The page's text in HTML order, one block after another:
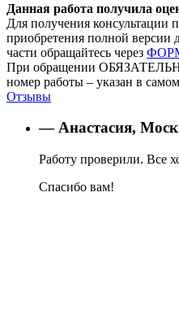
Данная работа получила
Для получения консультации
приобретения полной версии
части обращайтесь через
При обращении
номер работы – указан в
Отзывы
— Анастасия,
Работу проверили. Все
Спасибо вам!